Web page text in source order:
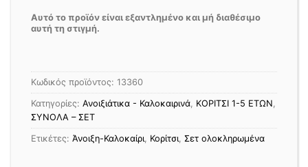
Αυτό το προϊόν είναι εξαντλημένο και μή διαθέσιμο
αυτή τη στιγμή.
Κωδικός προϊόντος: 13360
Κατηγορίες: Ανοιξιάτικα - Καλοκαιρινά ΚΟΡΙΤΣΙ 1-5 ΕΤΩΝ
ΣΥΝΟΛΑ – ΣΕΤ
Ετικέτες: Άνοιξη-Καλοκαίρι Κορίτσι Σετ ολοκληρωμένα